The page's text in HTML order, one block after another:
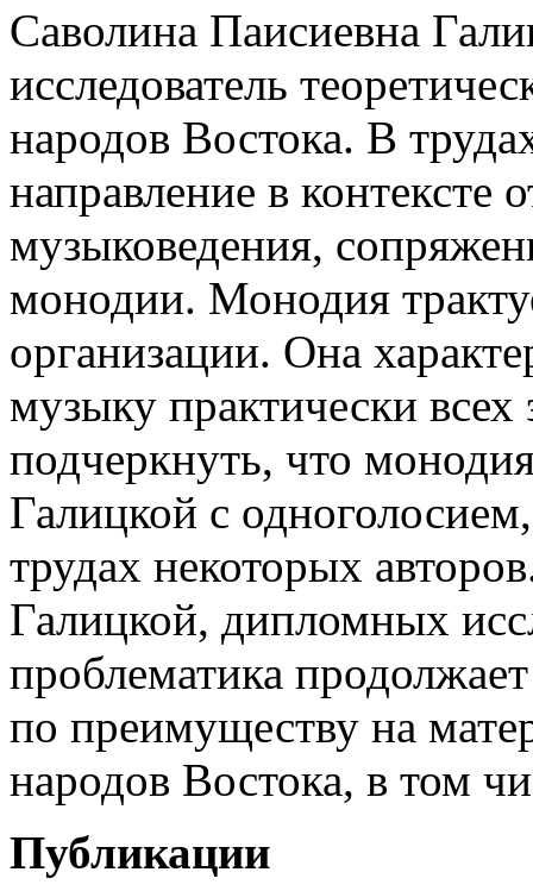
Саволина Паисиевна
исследователь
народов Востока. В
направление в контексте
музыковедения,
монодии. Монодия
организации. Она
музыку практически
подчеркнуть, что
Галицкой с
трудах некоторых
Галицкой, дипломных
проблематика
по преимуществу на
народов Востока, в том
Публикации